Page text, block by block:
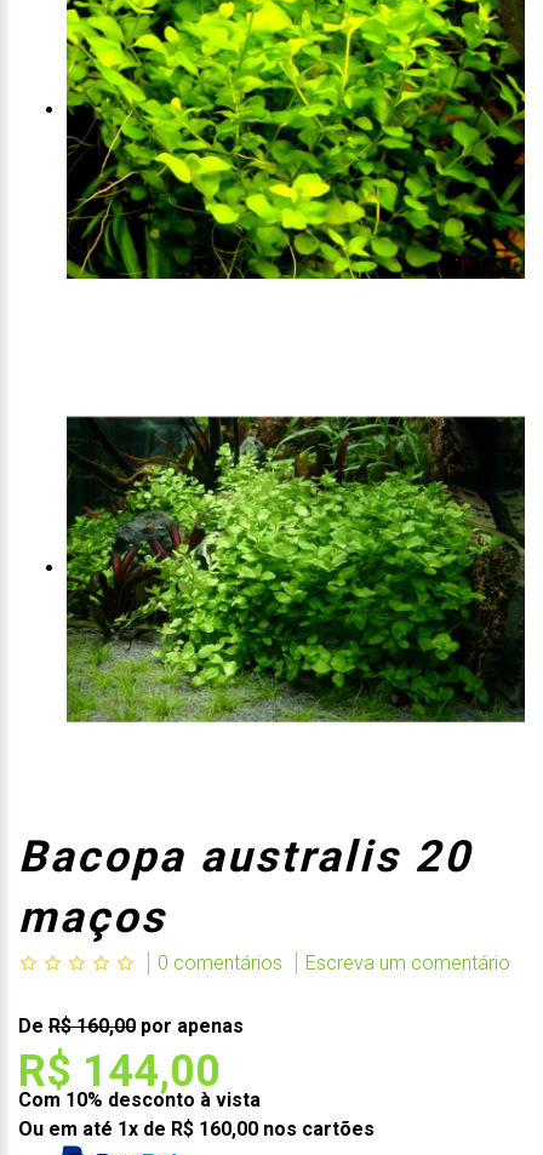
Bacopa australis 20
maços
0 comentários Escreva um comentário
De R$ 160,00 por apenas
R$ 144,00
Com 10% desconto à vista
Ou em até 1x de R$ 160,00 nos cartões